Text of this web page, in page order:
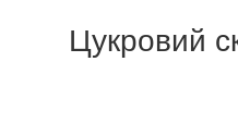
Цукровий